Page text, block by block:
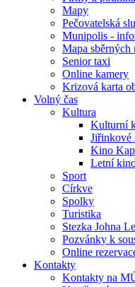
Mapy
Pečovatelská
Munipolis -
Mapa sběrných
Senior taxi
Online kamery
Krizová karta
Volný čas
Kultura
Kulturní
Jiřinkové
Kino
Letní
Sport
Církve
Spolky
Turistika
Stezka Johna
Pozvánky k
Online
Kontakty
Kontakty na